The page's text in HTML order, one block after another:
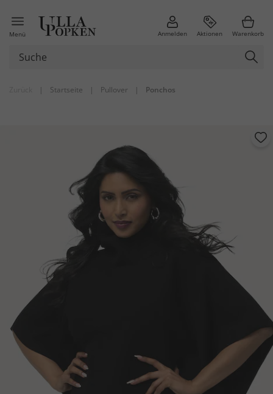
Menü Anmelden Aktionen Warenkorb
| Startseite | Pullover | Ponchos